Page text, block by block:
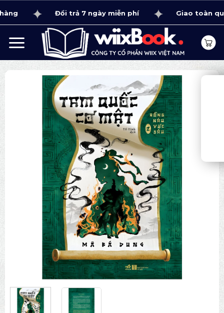
qua
dung
Đổi trả 7 ngày miễn phí Giao toàn quốc 1